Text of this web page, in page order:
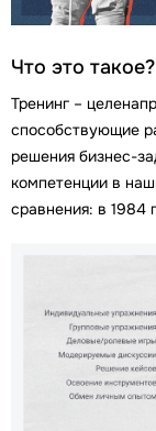
Что это такое?
Тренинг –
способствующие
решения бизнес-
компетенции в
сравнения: в 1984